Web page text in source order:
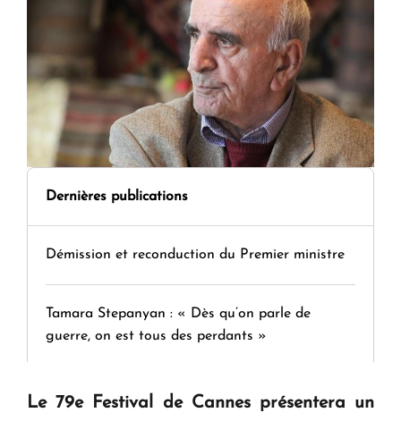
Dernières publications
Démission et reconduction du Premier ministre
Tamara Stepanyan : « Dès qu’on parle de
guerre, on est tous des perdants »
" Tant qu'il n'existe pas d'alternative concrète, la
Le 79e Festival de Cannes présentera un